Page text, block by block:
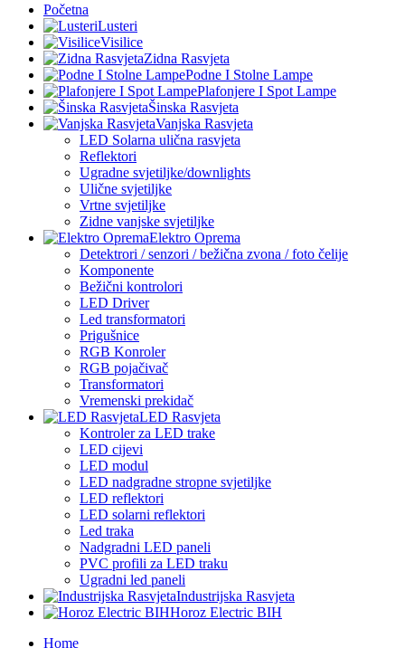
Početna
Lusteri
Visilice
Zidna Rasvjeta
Podne I Stolne Lampe
Plafonjere I Spot Lampe
Šinska Rasvjeta
Vanjska Rasvjeta
LED Solarna ulična rasvjeta
Reflektori
Ugradne svjetiljke/downlights
Ulične svjetiljke
Vrtne svjetiljke
Zidne vanjske svjetiljke
Elektro Oprema
Detektrori / senzori / bežična zvona / foto čelije
Komponente
Bežični kontrolori
LED Driver
Led transformatori
Prigušnice
RGB Konroler
RGB pojačivač
Transformatori
Vremenski prekidač
LED Rasvjeta
Kontroler za LED trake
LED cijevi
LED modul
LED nadgradne stropne svjetiljke
LED reflektori
LED solarni reflektori
Led traka
Nadgradni LED paneli
PVC profili za LED traku
Ugradni led paneli
Industrijska Rasvjeta
Horoz Electric BIH
Home